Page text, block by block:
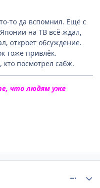
то да вспомнил. Ещё с
на ТВ всё ждал,
откроет обсуждение.
тоже привлёк.
посмотрел сабж.
что людям уже